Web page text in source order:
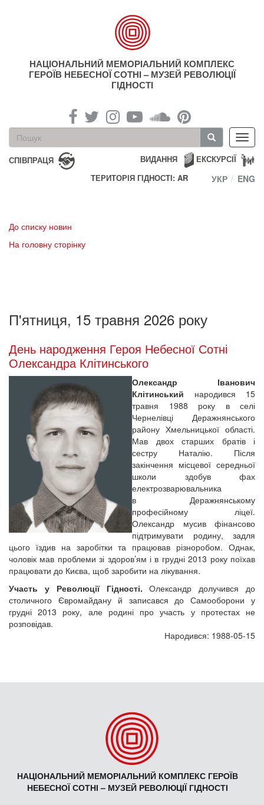
НАЦІОНАЛЬНИЙ МЕМОРІАЛЬНИЙ КОМПЛЕКС
ГЕРОЇВ НЕБЕСНОЇ СОТНІ – МУЗЕЙ РЕВОЛЮЦІЇ
ГІДНОСТІ
Пошукова
форма
Пошук
СПІВПРАЦЯ ЕКСКУРСІЇ
ВИДАННЯ
ТЕРИТОРІЯ ГІДНОСТІ: AR
УКР ENG
До списку новин
На головну сторінку
П'ятниця, 15 травня 2026 року
День народження Героя Небесної Сотні
Олександра Клітинського
Олександр Іванович
Клітинський народився 15
травня 1988 року в селі
Чернелівці Деражнянського
району Хмельницької області.
Мав двох старших братів і
сестру Наталію. Після
закінчення місцевої середньої
школи здобув фах
електрозварювальника
в Деражнянському
професійному ліцеї.
Олександр мусив фінансово
підтримувати родину, задля
цього їздив на заробітки та працював різноробом. Однак,
чоловік мав проблеми зі здоров’ям і в грудні 2013 року поїхав
працювати до Києва, щоб заробити на лікування.
Участь у Революції Гідності.Олександр долучився до
столичного Євромайдану й записався до Самооборони у
грудні 2013 року, але родині про участь у протестах не
розповідав.
Народився: 1988-05-15
НАЦІОНАЛЬНИЙ МЕМОРІАЛЬНИЙ КОМПЛЕКС ГЕРОЇВ
НЕБЕСНОЇ СОТНІ – МУЗЕЙ РЕВОЛЮЦІЇ ГІДНОСТІ